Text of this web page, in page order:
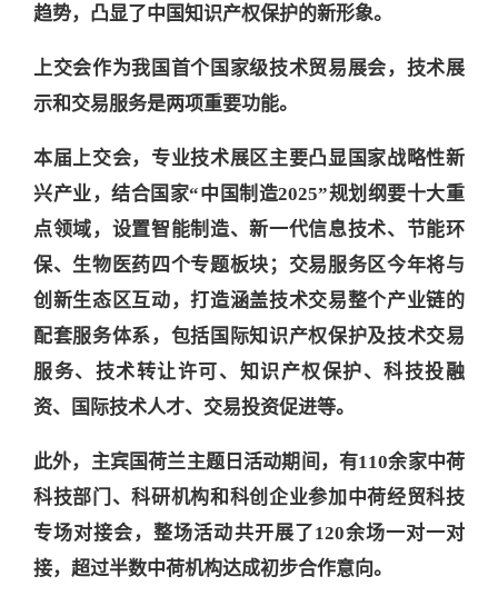
趋势，凸显了中国知识产权保护的新形象。
上交会作为我国首个国家级技术贸易展会，技术展
示和交易服务是两项重要功能。
本届上交会，专业技术展区主要凸显国家战略性新
兴产业，结合国家“中国制造2025”规划纲要十大重
点领域，设置智能制造、新一代信息技术、节能环
保、生物医药四个专题板块；交易服务区今年将与
创新生态区互动，打造涵盖技术交易整个产业链的
配套服务体系，包括国际知识产权保护及技术交易
服务、技术转让许可、知识产权保护、科技投融
资、国际技术人才、交易投资促进等。
此外，主宾国荷兰主题日活动期间，有110余家中荷
科技部门、科研机构和科创企业参加中荷经贸科技
专场对接会，整场活动共开展了120余场一对一对
接，超过半数中荷机构达成初步合作意向。